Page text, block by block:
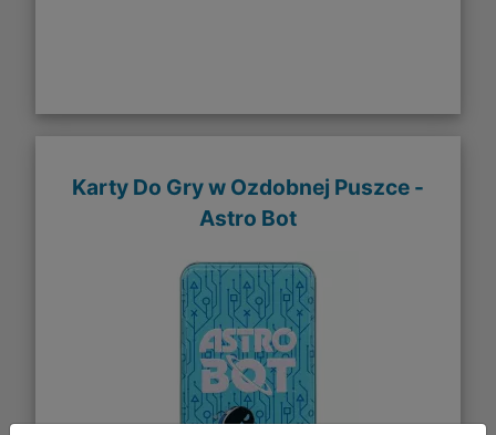
Karty Do Gry w Ozdobnej Puszce -
Astro Bot